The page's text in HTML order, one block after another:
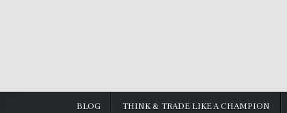
BLOG THINK & TRADE LIKE A CHAMPION